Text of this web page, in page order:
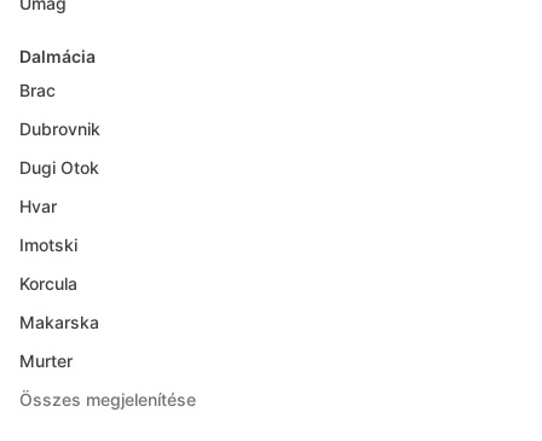
Dalmácia
Brac
Dubrovnik
Dugi Otok
Hvar
Imotski
Korcula
Makarska
Murter
Összes megjelenítése